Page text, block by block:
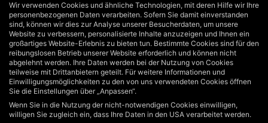
Mo-Fr, 09:00 – 17:00 Uhr
Geschäftsbereiche
Service
Rechtliches
2026 © HAKOH GmbH. Alle Rechte vorbehalten.
Wir verwenden Cookies und ähnliche Technologien, mit deren Hilfe wir Ihre
personenbezogenen Daten verarbeiten. Sofern Sie damit einverstanden
sind, können wir dies zur Analyse unserer Besucherdaten, um unsere
Website zu verbessern, personalisierte Inhalte anzuzeigen und Ihnen ein
großartiges Website-Erlebnis zu bieten tun. Bestimmte Cookies sind für den
reibungslosen Betrieb unserer Website erforderlich und können nicht
abgelehnt werden. Ihre Daten werden bei der Nutzung von Cookies
teilweise mit Drittanbietern geteilt. Für weitere Informationen und
Einwilligungsmöglichkeiten zu den von uns verwendeten Cookies öffnen
Sie die Einstellungen über „Anpassen“.
Wenn Sie in die Nutzung der nicht-notwendigen Cookies einwilligen,
willigen Sie zugleich ein, dass Ihre Daten in den USA verarbeitet werden.